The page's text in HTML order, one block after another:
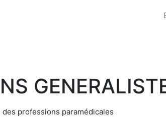
professions paramédicales